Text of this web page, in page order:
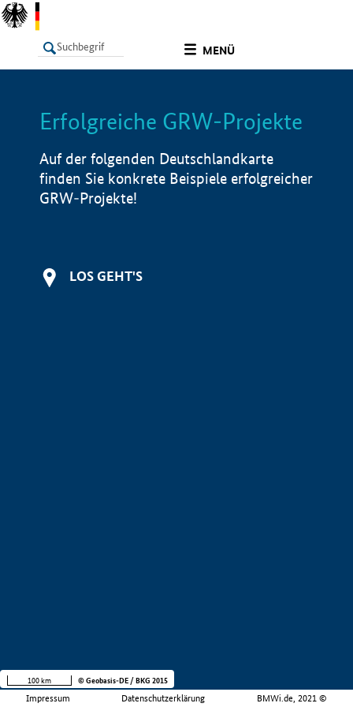
MENÜ
LISTE Info
Erfolgreiche GRW-Projekte
Auf der folgenden Deutschlandkarte
finden Sie konkrete Beispiele erfolgreicher
GRW-Projekte!
LOS GEHT'S
Impressum Datenschutzerklärung BMWi.de, 2021 ©
100 km © Geobasis-DE / BKG 2015